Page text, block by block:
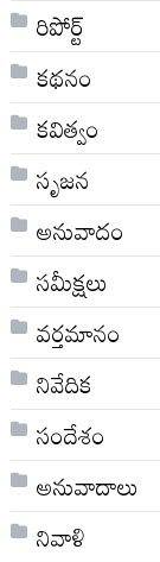
రిపోర్ట్
కథనం
కవిత్వం
సృజన
అనువాదం
సమీక్షలు
వర్తమానం
నివేదిక
సందేశం
అనువాదాలు
నివాళి